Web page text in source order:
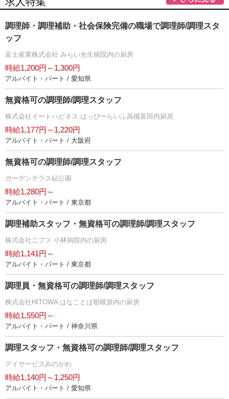
調理師・調理補助・社会保険完備の職場で調理師/調理スタ
ッフ
富士産業株式会社 みらい光生病院内の厨房
時給1,200円～1,300円
アルバイト・パート / 愛知県
無資格可の調理師/調理スタッフ
株式会社イートハピネス はっぴーらいふ高槻富田内厨房
時給1,177円～1,220円
アルバイト・パート / 大阪府
無資格可の調理師/調理スタッフ
ガーデンテラス砧公園
時給1,280円～
アルバイト・パート / 東京都
調理補助スタッフ・無資格可の調理師/調理スタッフ
株式会社ニフス 小林病院内の厨房
時給1,141円～
アルバイト・パート / 東京都
調理員・無資格可の調理師/調理スタッフ
株式会社HITOWA はなことば相模原内の厨房
時給1,550円～
アルバイト・パート / 神奈川県
調理スタッフ・無資格可の調理師/調理スタッフ
デイサービスみのがわ
時給1,140円～1,250円
アルバイト・パート / 愛知県